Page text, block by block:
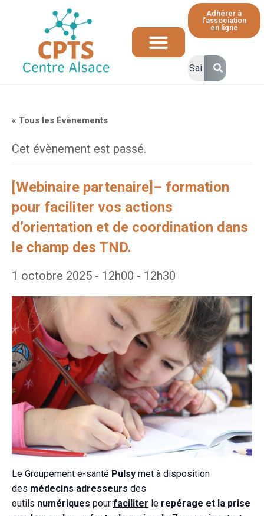
Adhérer à
l'association
en ligne
« Tous les Évènements
Cet évènement est passé.
[Webinaire partenaire]– formation
pour faciliter vos actions
d’orientation et de coordination dans
le champ des TND.
1 octobre 2025 - 12h00 - 12h30
Le Groupement e-santé Pulsy met à disposition
des médecins adresseurs des
outils numériques pour faciliter le repérage et la prise